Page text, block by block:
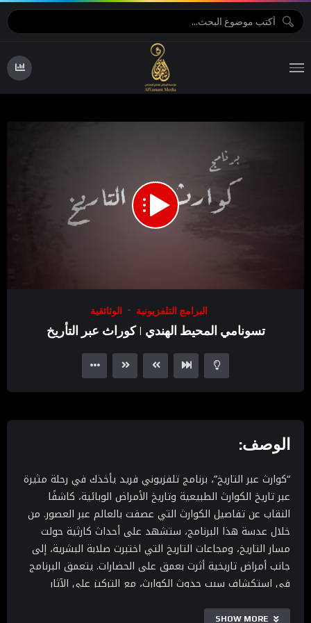
البرامج التلفزيونية الوثائقية
تسونامي المحيط الهندي | كوراث عبر التأريخ
الوصف:
“كوارث عبر التاريخ”، برنامج تلفزيوني فريد يأخذك في رحلة مثيرة
عبر تاريخ الكوارث الطبيعية وتاريخ الأمراض الوبائية، كاشفًا
النقاب عن تفاصيل الكوارث التي عصفت بالعالم عبر العصور. من
خلال عدسة هذا البرنامج، ستشهد على أحداث كارثية حولت
مسار التاريخ، ومجاعات التاريخ التي اختبرت صلابة البشرية، إلى
جانب أمراض تاريخية أثرت بعمق على الحضارات. يتعمق البرنامج
في استكشاف سبب حدوث الكوارث، مع التركيز على الآثار
الاستعراض البانورامي لـكوارث طبيعية وبيئية، حيث نلقي الضوء
SHOW MORE